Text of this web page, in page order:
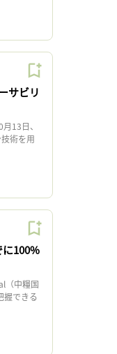
サビリ
13日、
術を用
に100%
（中糧国
握できる